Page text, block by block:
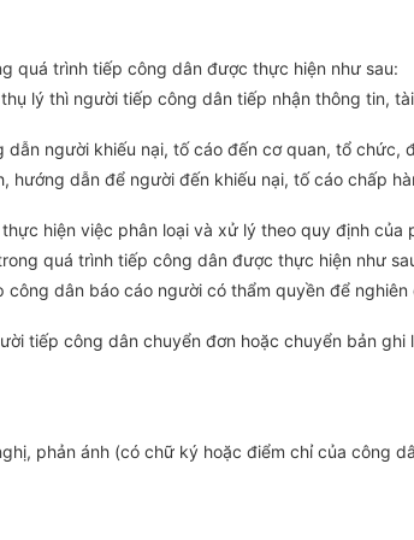
quá trình tiếp công dân được thực hiện như sau:
lý thì người tiếp công dân tiếp nhận thông tin,
người khiếu nại, tố cáo đến cơ quan, tổ chức,
dẫn để người đến khiếu nại, tố cáo chấp
hiện việc phân loại và xử lý theo quy định của
quá trình tiếp công dân được thực hiện như
dân báo cáo người có thẩm quyền để
tiếp công dân chuyển đơn hoặc chuyển bản
phản ánh (có chữ ký hoặc điểm chỉ của công